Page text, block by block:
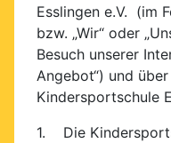
Esslingen e.V. (im
bzw. „Wir“ oder
Besuch unserer
Angebot“) und
Kindersportschule
1. Die